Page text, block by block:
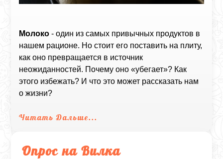
Молоко - один из самых привычных продуктов в
нашем рационе. Но стоит его поставить на плиту,
как оно превращается в источник
неожиданностей. Почему оно «убегает»? Как
этого избежать? И что это может рассказать нам
о жизни?
Читать Дальше...
Опрос на Вилка